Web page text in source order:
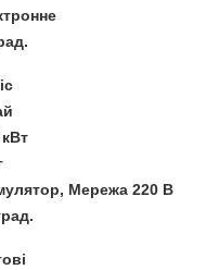
Мережа 220 В